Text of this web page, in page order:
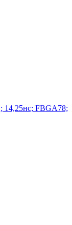
14,25нс; FBGA78;